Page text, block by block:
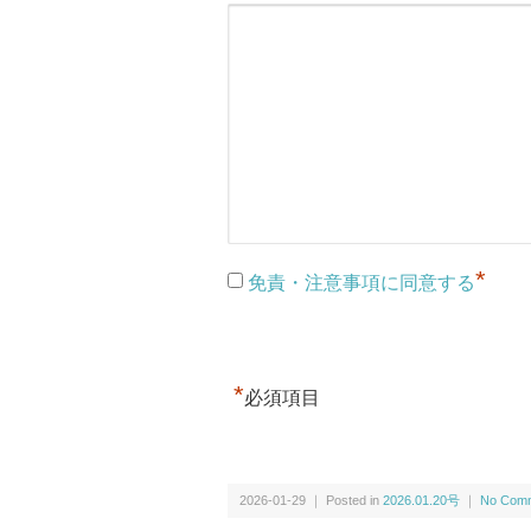
免責・注意事項に同意する*
*必須項目
2026-01-29 ｜ Posted in 2026.01.20号 ｜ No